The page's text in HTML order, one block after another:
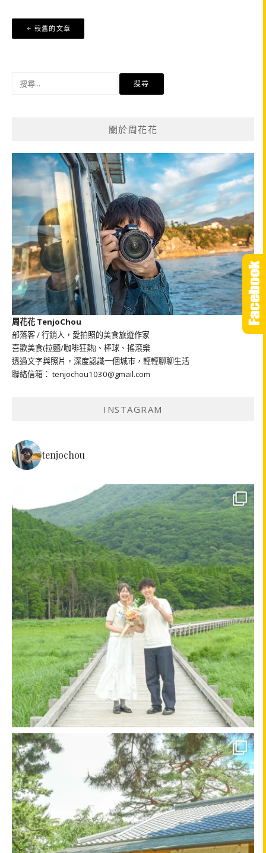
文
章
覽
較舊的文章
關於周花花
周花花 TenjoChou
部落客 / 行銷人，愛拍照的美食旅遊作家
喜歡美食(拉麵/咖啡狂熱)、棒球、搖滾樂
透過文字與照片，深度認識一個城市，輕輕聊聊生活
聯絡信箱： tenjochou1030@gmail.com
INSTAGRAM
tenjochou